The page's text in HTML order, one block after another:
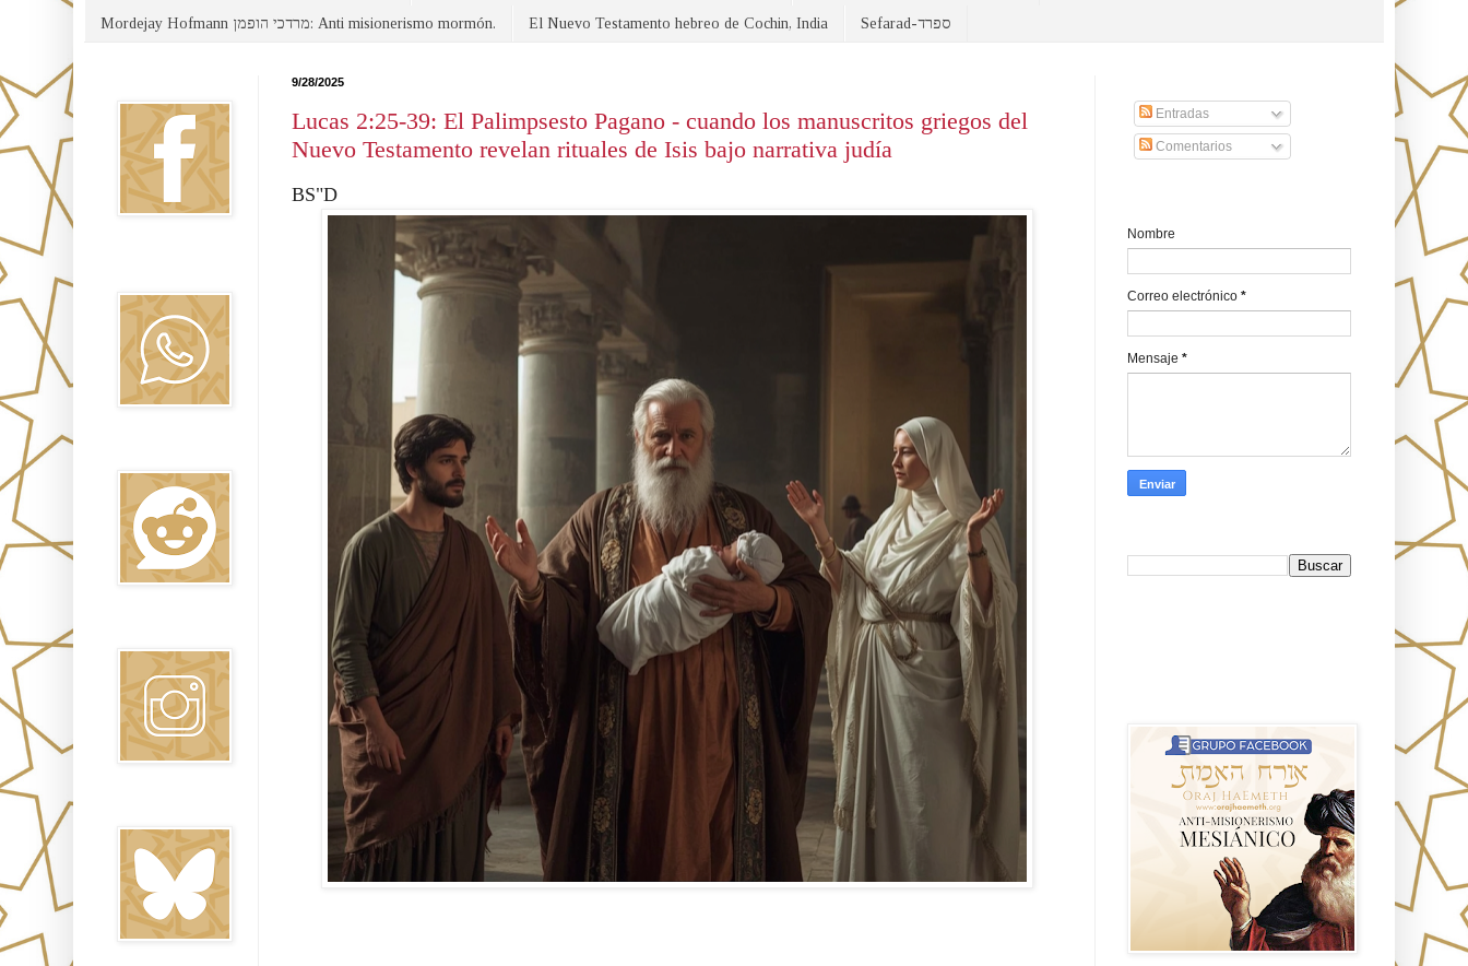
Mordejay Hofmann מרדכי הופמן: Anti misionerismo mormón. El Nuevo Testamento hebreo de Cochin, India Sefarad-ספרד
9/28/2025
Lucas 2:25-39: El Palimpsesto Pagano - cuando los manuscritos griegos del
Nuevo Testamento revelan rituales de Isis bajo narrativa judía
BS"D
Entradas
Comentarios
Nombre
Correo electrónico *
Mensaje *